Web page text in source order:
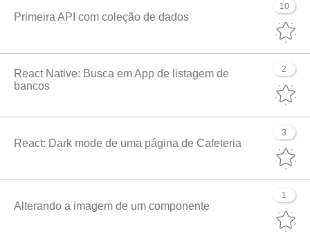
10
Primeira API com coleção de dados
2
React Native: Busca em App de listagem de
bancos
3
React: Dark mode de uma página de Cafeteria
1
Alterando a imagem de um componente